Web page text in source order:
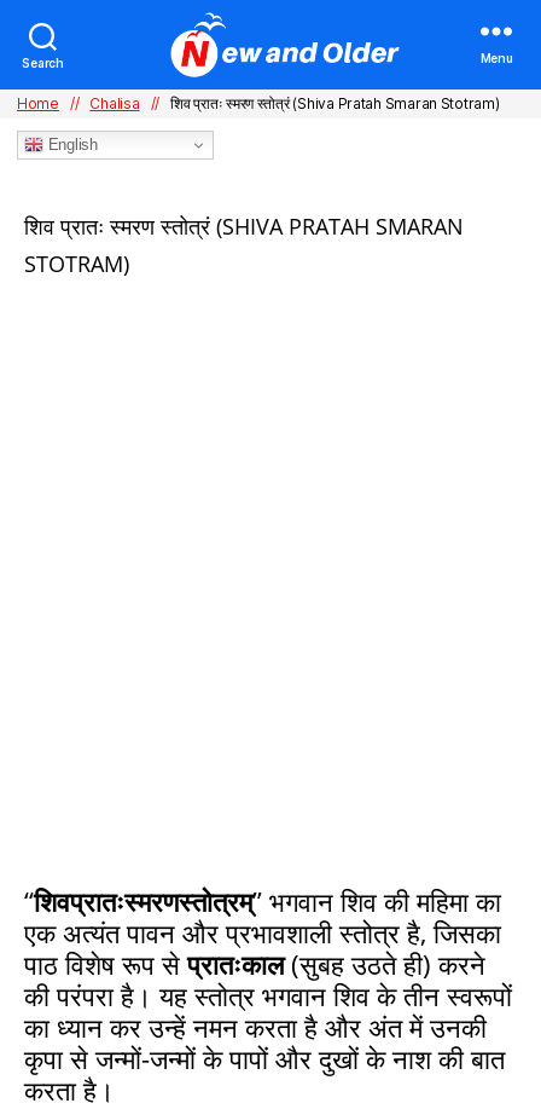
Search Menu
Home // Chalisa // शिव प्रातः स्मरण स्तोत्रं (Shiva Pratah Smaran Stotram)
English
Categories
शिव प्रातः स्मरण स्तोत्रं (SHIVA PRATAH SMARAN
STOTRAM)
“शिवप्रातःस्मरणस्तोत्रम्” भगवान शिव की महिमा का
एक अत्यंत पावन और प्रभावशाली स्तोत्र है, जिसका
पाठ विशेष रूप सेप्रातःकाल(सुबह उठते ही) करने
की परंपरा है। यह स्तोत्र भगवान शिव के तीन स्वरूपों
का ध्यान कर उन्हें नमन करता है और अंत में उनकी
कृपा से जन्मों-जन्मों के पापों और दुखों के नाश की बात
करता है।